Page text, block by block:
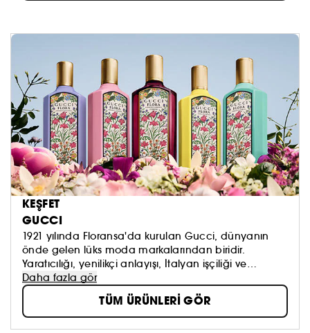
KEŞFET
GUCCI
1921 yılında Floransa'da kurulan Gucci, dünyanın
önde gelen lüks moda markalarından biridir.
Yaratıcılığı, yenilikçi anlayışı, İtalyan işçiliği ve
ustalığıyla ünlüdür.
Gucci, hazır giyim ve aksesuarlarda dünya lideri
olan, büyük bir lüks, spor ve yaşam tarzı
markalarından oluşan geniş bir portföye sahip Kering
Daha fazla gör
TÜM ÜRÜNLERİ GÖR